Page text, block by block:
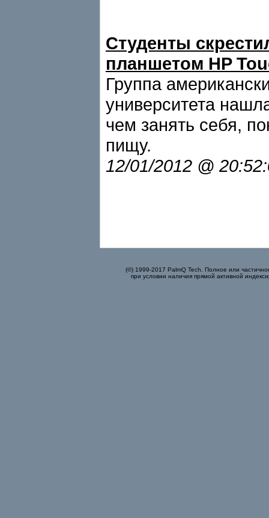
Студенты
планшетом HP
Группа
университета
чем занять себя,
пищу.
12/01/2012 @
(©) 1999-2017 PalmQ Tech. Полное или
при условии наличия прямой активной